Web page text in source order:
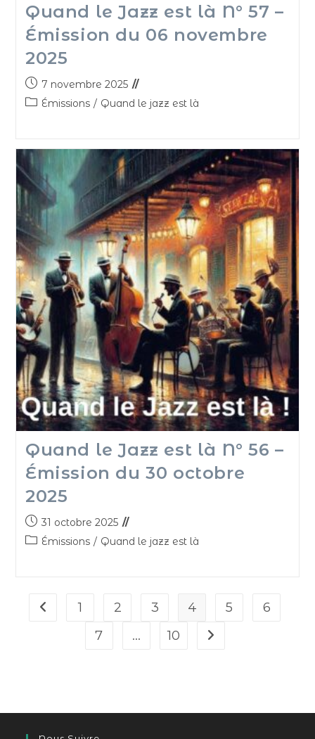
Quand le Jazz est là N° 57 –
Émission du 06 novembre
2025
7 novembre 2025
Émissions / Quand le jazz est là
Quand le Jazz est là N° 56 –
Émission du 30 octobre
2025
31 octobre 2025
Émissions / Quand le jazz est là
1 2 3 4 5
6
7
… 10